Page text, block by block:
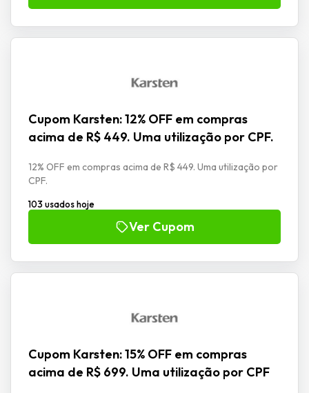
Cupom Karsten: 12% OFF em compras
acima de R$ 449. Uma utilização por CPF.
12% OFF em compras acima de R$ 449. Uma utilização por
CPF.
103 usados hoje
Ver Cupom
Cupom Karsten: 15% OFF em compras
acima de R$ 699. Uma utilização por CPF